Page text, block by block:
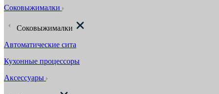
Соковыжималки
Соковыжималки
Автоматические сита
Кухонные процессоры
Аксессуары